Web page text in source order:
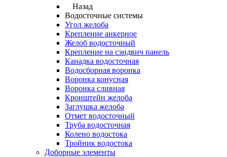
Назад
Водосточные системы
Угол желоба
Крепление анкерное
Желоб водосточный
Крепление на сэндвич панель
Канадка водосточная
Водосборная воронка
Воронка конусная
Воронка сливная
Кронштейн желоба
Заглушка желоба
Отмет водосточный
Труба водосточная
Колено водостока
Тройник водостока
Доборные элементы